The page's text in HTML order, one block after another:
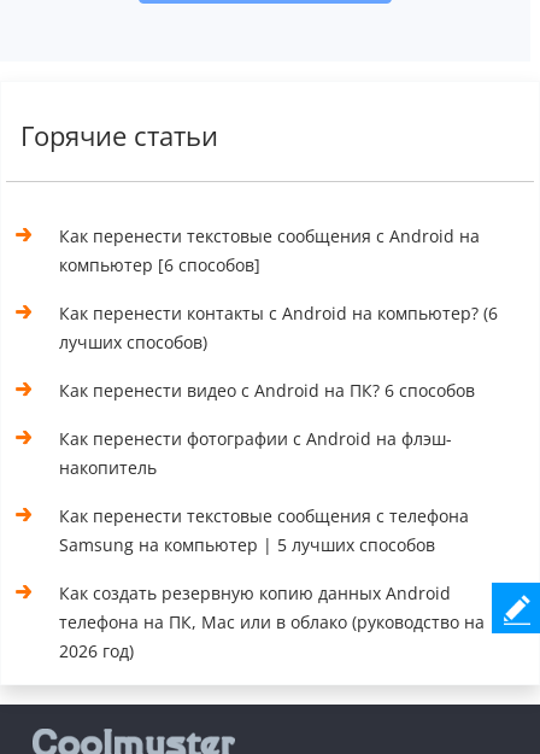
Горячие статьи
Как перенести текстовые сообщения с Android на
компьютер [6 способов]
Как перенести контакты с Android на компьютер? (6
лучших способов)
Как перенести видео с Android на ПК? 6 способов
Как перенести фотографии с Android на флэш-
накопитель
Как перенести текстовые сообщения с телефона
Samsung на компьютер | 5 лучших способов
Как создать резервную копию данных Android
телефона на ПК, Mac или в облако (руководство на
2026 год)